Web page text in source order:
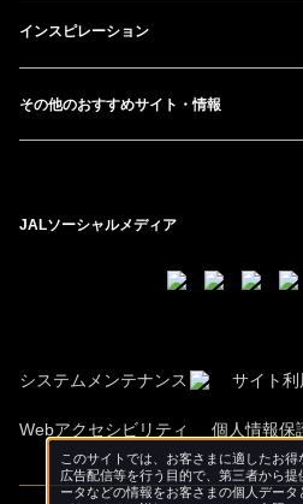
インスピレーション
その他のおすすめサイト・情報
JALソーシャルメディア
システムメンテナンス サイト利
Webアクセシビリティ 個人情報保
このサイトでは、お客さまに適したお得
広告配信等を行う目的で、第三者から
ータなどの情報をお客さまの個人デー